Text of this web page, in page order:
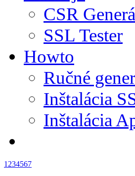
CSR
SSL Tester
Howto
Ručné
Inštalácia
Inštalácia
1 234567